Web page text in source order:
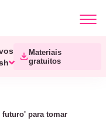
Materiais
gratuitos
futuro' para tomar